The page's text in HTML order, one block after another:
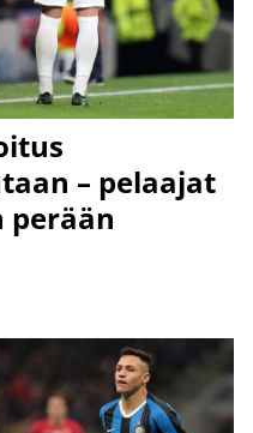
– pelaajat
perään